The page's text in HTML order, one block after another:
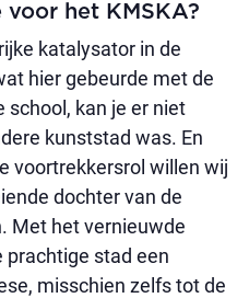
het KMSKA?
katalysator in de
hier gebeurde met de
school, kan je er niet
kunststad was. En
voortrekkersrol willen wij
dochter van de
Met het vernieuwde
prachtige stad een
misschien zelfs tot de